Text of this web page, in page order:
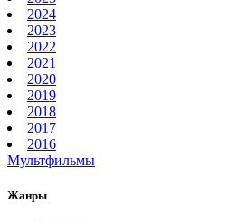
2024
2023
2022
2021
2020
2019
2018
2017
2016
Мультфильмы
Жанры